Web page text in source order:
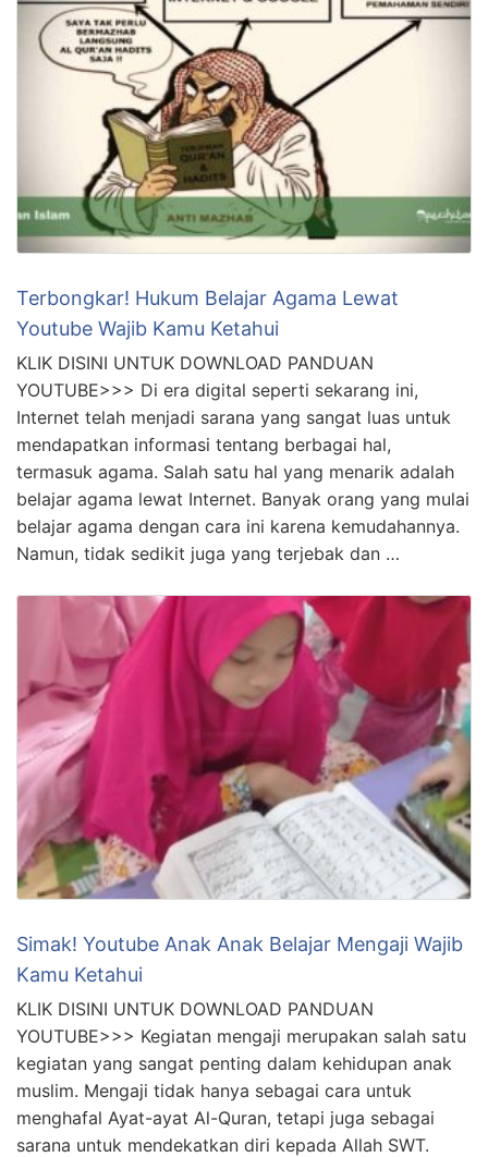
Terbongkar! Hukum Belajar Agama Lewat
Youtube Wajib Kamu Ketahui
KLIK DISINI UNTUK DOWNLOAD PANDUAN
YOUTUBE>>> Di era digital seperti sekarang ini,
Internet telah menjadi sarana yang sangat luas untuk
mendapatkan informasi tentang berbagai hal,
termasuk agama. Salah satu hal yang menarik adalah
belajar agama lewat Internet. Banyak orang yang mulai
belajar agama dengan cara ini karena kemudahannya.
Namun, tidak sedikit juga yang terjebak dan …
Simak! Youtube Anak Anak Belajar Mengaji Wajib
Kamu Ketahui
KLIK DISINI UNTUK DOWNLOAD PANDUAN
YOUTUBE>>> Kegiatan mengaji merupakan salah satu
kegiatan yang sangat penting dalam kehidupan anak
muslim. Mengaji tidak hanya sebagai cara untuk
menghafal Ayat-ayat Al-Quran, tetapi juga sebagai
sarana untuk mendekatkan diri kepada Allah SWT.